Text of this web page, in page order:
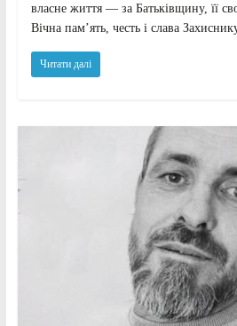
власне життя — за Батьківщину, її
Вічна пам’ять, честь і слава
Читати далі